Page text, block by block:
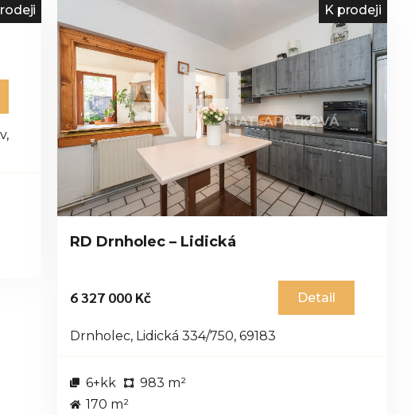
RD Drnholec – Lidická
6 327 000 Kč Detail
Drnholec, Lidická 334/750, 69183
K prodeji
6+kk
983 m²
170 m²